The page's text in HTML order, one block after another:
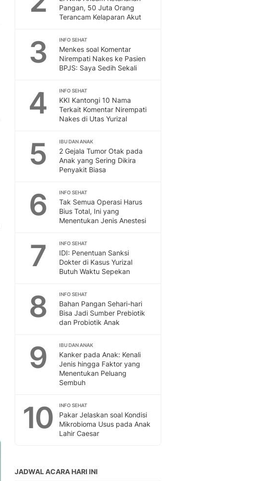
Pangan, 50 Juta Orang
Terancam Kelaparan Akut
3 INFO SEHAT
Menkes soal Komentar
Nirempati Nakes ke Pasien
BPJS: Saya Sedih Sekali
4 INFO SEHAT
KKI Kantongi 10 Nama
Terkait Komentar Nirempati
Nakes di Utas Yurizal
5 IBU DAN ANAK
2 Gejala Tumor Otak pada
Anak yang Sering Dikira
Penyakit Biasa
6 INFO SEHAT
Tak Semua Operasi Harus
Bius Total, Ini yang
Menentukan Jenis Anestesi
7 INFO SEHAT
IDI: Penentuan Sanksi
Dokter di Kasus Yurizal
Butuh Waktu Sepekan
8 INFO SEHAT
Bahan Pangan Sehari-hari
Bisa Jadi Sumber Prebiotik
dan Probiotik Anak
9 IBU DAN ANAK
Kanker pada Anak: Kenali
Jenis hingga Faktor yang
Menentukan Peluang
Sembuh
10 INFO SEHAT
Pakar Jelaskan soal Kondisi
Mikrobioma Usus pada Anak
Lahir Caesar